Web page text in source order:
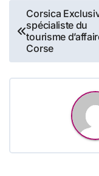
Navigation
de
l’article
Corsica
spécialiste du
tourisme
Corse